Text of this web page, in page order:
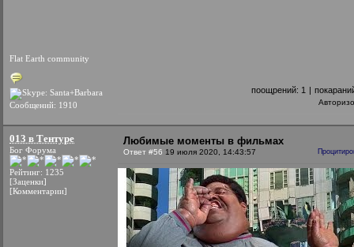
Flat Earth community
Сообщений: 1910
поощрений: 1 |
013 в Тентуре
Бог Форума
Рейтинг: 1235
[Заценки]
[Комментарии]
Любимые моменты в фильмах
Ответ #56 19 июля 2020, 14:43:57